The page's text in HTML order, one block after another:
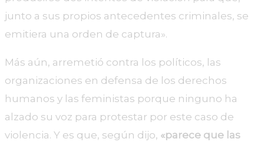
junto a sus propios antecedentes criminales, se
emitiera una orden de captura».
Más aún, arremetió contra los políticos, las
organizaciones en defensa de los derechos
humanos y las feministas porque ninguno ha
alzado su voz para protestar por este caso de
violencia. Y es que, según dijo, «parece que las